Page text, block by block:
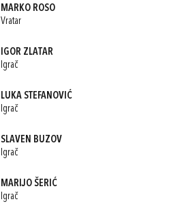
MARKO ROSO
Vratar
IGOR ZLATAR
Igrač
LUKA STEFANOVIĆ
Igrač
SLAVEN BUZOV
Igrač
MARIJO ŠERIĆ
Igrač